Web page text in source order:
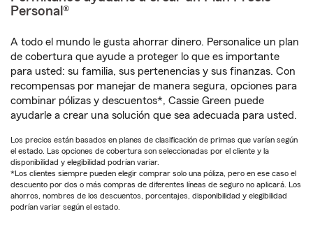
Personal®
A todo el mundo le gusta ahorrar dinero. Personalice un plan
de cobertura que ayude a proteger lo que es importante
para usted: su familia, sus pertenencias y sus finanzas. Con
recompensas por manejar de manera segura, opciones para
combinar pólizas y descuentos*, Cassie Green puede
ayudarle a crear una solución que sea adecuada para usted.
Los precios están basados en planes de clasificación de primas que varían según
el estado. Las opciones de cobertura son seleccionadas por el cliente y la
disponibilidad y elegibilidad podrían variar.
*Los clientes siempre pueden elegir comprar solo una póliza, pero en ese caso el
descuento por dos o más compras de diferentes líneas de seguro no aplicará. Los
ahorros, nombres de los descuentos, porcentajes, disponibilidad y elegibilidad
podrían variar según el estado.